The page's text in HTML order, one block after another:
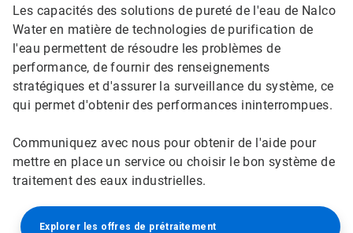
Les capacités des solutions de pureté de l'eau de Nalco
Water en matière de technologies de purification de
l'eau permettent de résoudre les problèmes de
performance, de fournir des renseignements
stratégiques et d'assurer la surveillance du système, ce
qui permet d'obtenir des performances ininterrompues.
Communiquez avec nous pour obtenir de l'aide pour
mettre en place un service ou choisir le bon système de
traitement des eaux industrielles.
Explorer les offres de prétraitement